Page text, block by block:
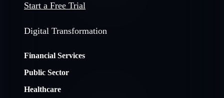
Start a Free Trial
Digital Transformation
Financial Services
Public Sector
Healthcare